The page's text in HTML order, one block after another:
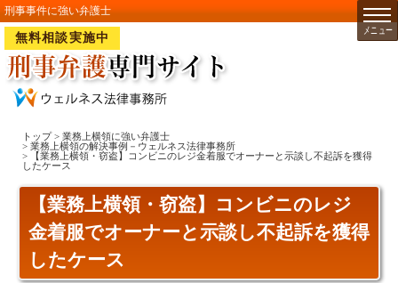
刑事事件に強い弁護士
無料相談実施中
トップ > 業務上横領に強い弁護士
> 業務上横領の解決事例－ウェルネス法律事務所
> 【業務上横領・窃盗】コンビニのレジ金着服でオーナーと示談し不起訴を獲得
したケース
【業務上横領・窃盗】コンビニのレジ
金着服でオーナーと示談し不起訴を獲得
したケース